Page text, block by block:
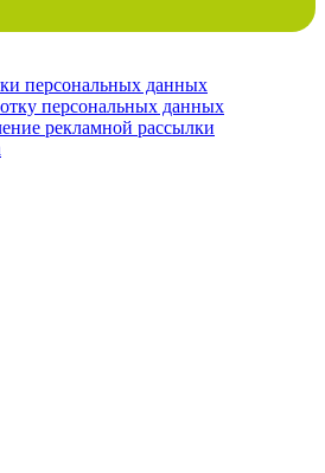
персональных данных
персональных данных
рекламной рассылки